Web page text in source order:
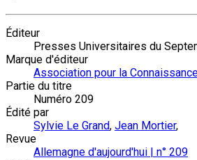
Éditeur
Presses Universitaires du
Marque d'éditeur
Association pour la
Partie du titre
Numéro 209
Édité par
Sylvie Le Grand, Jean Mortier,
Revue
Allemagne d'aujourd'hui | n° 209